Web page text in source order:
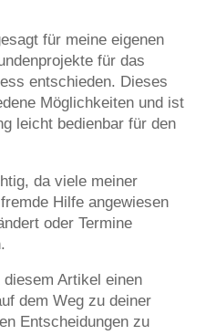
für meine eigenen
für das
entschieden. Dieses
Möglichkeiten und ist
leicht bedienbar für den
da viele meiner
Hilfe angewiesen
oder Termine
Artikel einen
dem Weg zu deiner
Entscheidungen zu